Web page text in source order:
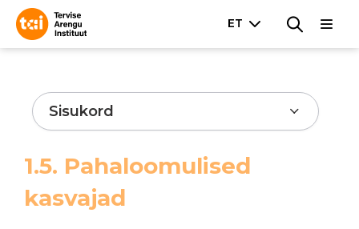
Sisukord
1.5. Pahaloomulised
kasvajad